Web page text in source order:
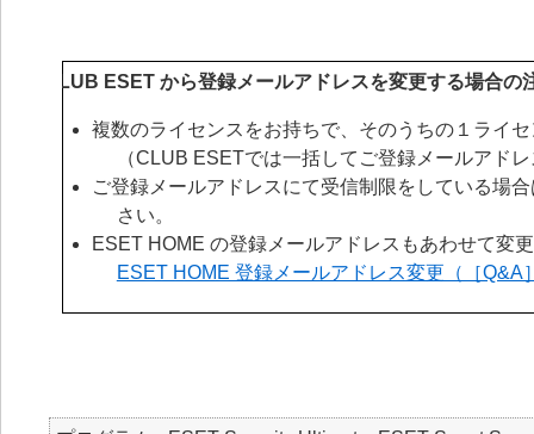
CLUB ESET から登録メールアドレスを変更する場合の
複数のライセンスをお持ちで、そのうちの１ライ
（CLUB ESETでは一括してご登録メールアド
ご登録メールアドレスにて受信制限をしている場
さい。
ESET HOME の登録メールアドレスもあわせて変
ESET HOME 登録メールアドレス変更（［Q&A